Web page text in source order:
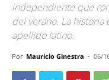
independiente que
del verano. La historia
apellido latino.
Por Mauricio Ginestra - 06/